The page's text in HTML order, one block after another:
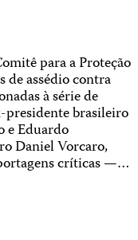
para a Proteção
de assédio contra
à série de
presidente brasileiro
e Eduardo
Daniel Vorcaro,
críticas —…